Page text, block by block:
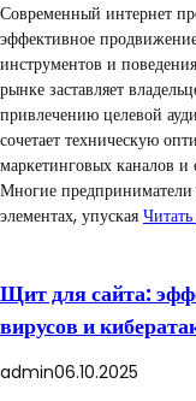
Современный интернет
эффективное
инструментов и
рынке заставляет
привлечению целевой
сочетает техническую
маркетинговых каналов и
Многие
элементах, упуская
Щит для сайта:
вирусов и
admin06.10.2025